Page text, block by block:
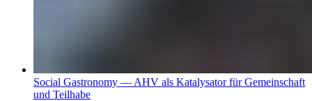
Social Gastronomy — AHV als Katalysator für Gemeinschaft
und Teilhabe